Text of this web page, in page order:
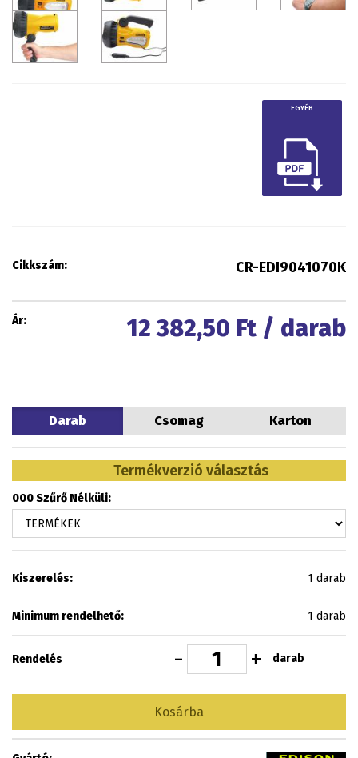
EGYÉB
Cikkszám: CR-EDI9041070K
Ár: 12 382,50 Ft / darab
Darab Csomag Karton
Termékverzió választás
000 Szűrő Nélküli:
Kiszerelés: 1 darab
Minimum rendelhető: 1 darab
Rendelés - + darab
Kosárba